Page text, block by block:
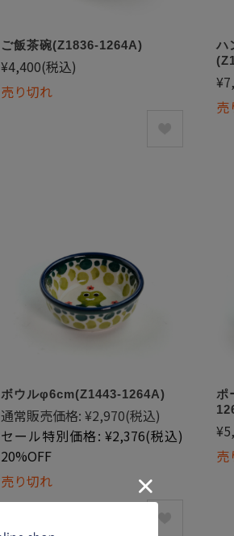
ご飯茶碗(Z1836-1264A)
¥4,400(税込)
売り切れ
ハ
売
ボウルφ6cm(Z1443-1264A)
通常販売価格: ¥2,970(税込)
セール特別価格: ¥2,376(税込)
20%OFF
売り切れ
ポ
売